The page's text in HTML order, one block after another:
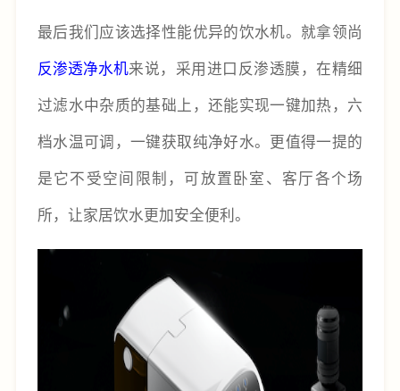
最后我们应该选择性能优异的饮水机。就拿领尚
反渗透净水机来说，采用进口反渗透膜，在精细
过滤水中杂质的基础上，还能实现一键加热，六
档水温可调，一键获取纯净好水。更值得一提的
是它不受空间限制，可放置卧室、客厅各个场
所，让家居饮水更加安全便利。